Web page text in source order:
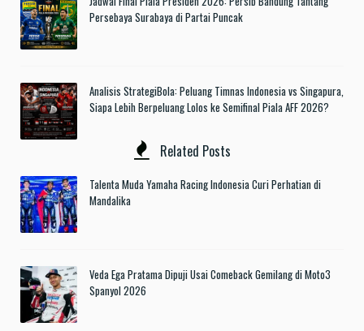
Persebaya Surabaya di Partai Puncak
Analisis StrategiBola: Peluang Timnas Indonesia vs Singapura,
Siapa Lebih Berpeluang Lolos ke Semifinal Piala AFF 2026?
Related Posts
Talenta Muda Yamaha Racing Indonesia Curi Perhatian di
Mandalika
Veda Ega Pratama Dipuji Usai Comeback Gemilang di Moto3
Spanyol 2026